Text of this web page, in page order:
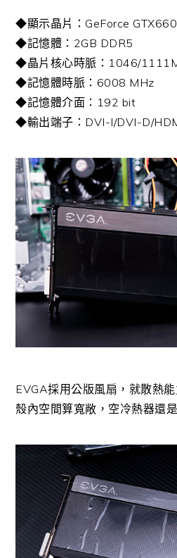
◆顯示晶片：GeForce GTX660
◆記憶體：2GB DDR5
◆晶片核心時脈：1046/
◆記憶體時脈：6008 MHz
◆記憶體介面：192 bit
◆輸出端子：DVI-I/DVI-D/
EVGA採用公版風扇，就散熱
殼內空間算寬敞，空冷熱器還